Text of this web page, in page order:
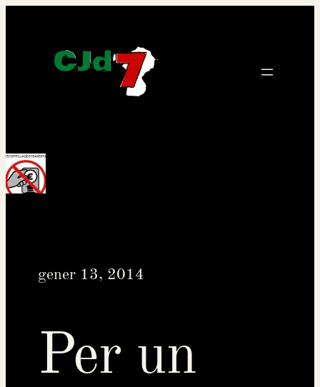
contingut
gener 13, 2014
Per un